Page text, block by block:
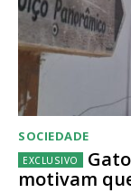
SOCIEDADE
motivam